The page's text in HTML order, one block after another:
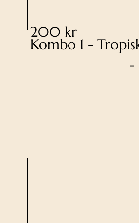
200 kr
Kombo 1 -
-